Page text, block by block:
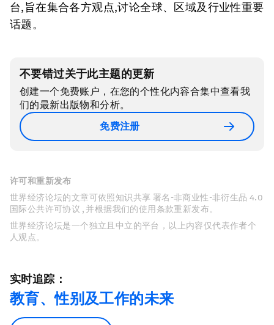
台,旨在集合各方观点,讨论全球、区域及行业性重要
话题。
不要错过关于此主题的更新
创建一个免费账户，在您的个性化内容合集中查看我
们的最新出版物和分析。
免费注册
许可和重新发布
世界经济论坛的文章可依照知识共享 署名-非商业性-非衍生品 4.0
国际公共许可协议 , 并根据我们的使用条款重新发布。
世界经济论坛是一个独立且中立的平台，以上内容仅代表作者个
人观点。
实时追踪：
教育、性别及工作的未来